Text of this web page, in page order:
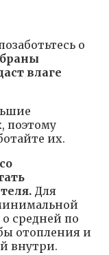
о
влаге
поэтому
их.
Для
средней по
отопления и
внутри.